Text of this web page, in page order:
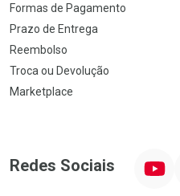
Formas de Pagamento
Prazo de Entrega
Reembolso
Troca ou Devolução
Marketplace
Redes Sociais